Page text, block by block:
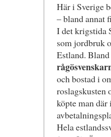
Här i Sverige
– bland annat
I det krigstida
som jordbruk
Estland.
och bostad i
roslagskusten
köpte man
Hela